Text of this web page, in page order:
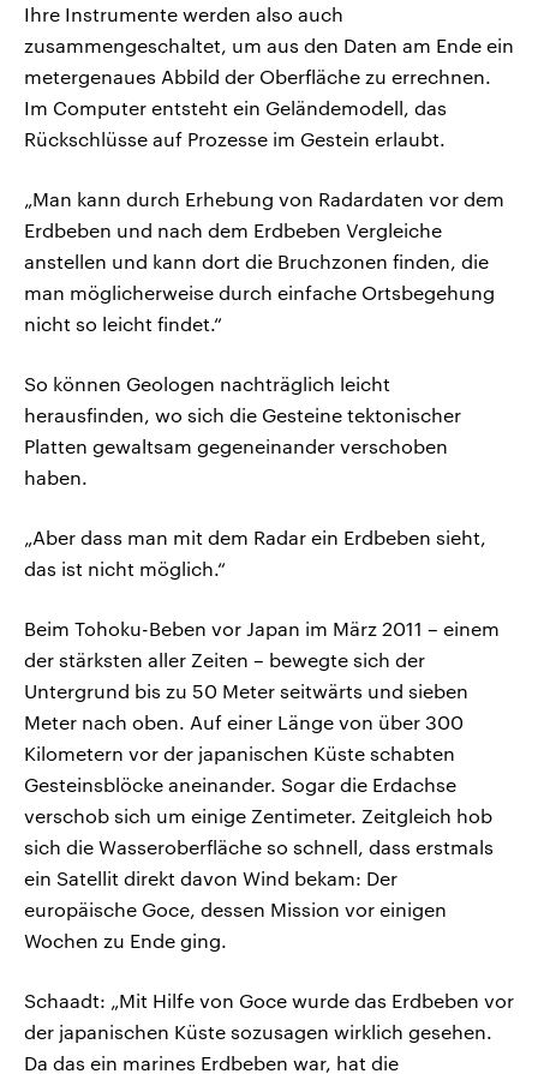
Ihre Instrumente werden also auch
zusammengeschaltet, um aus den Daten am Ende ein
metergenaues Abbild der Oberfläche zu errechnen.
Im Computer entsteht ein Geländemodell, das
Rückschlüsse auf Prozesse im Gestein erlaubt.
„Man kann durch Erhebung von Radardaten vor dem
Erdbeben und nach dem Erdbeben Vergleiche
anstellen und kann dort die Bruchzonen finden, die
man möglicherweise durch einfache Ortsbegehung
nicht so leicht findet.“
So können Geologen nachträglich leicht
herausfinden, wo sich die Gesteine tektonischer
Platten gewaltsam gegeneinander verschoben
haben.
„Aber dass man mit dem Radar ein Erdbeben sieht,
das ist nicht möglich.“
Beim Tohoku-Beben vor Japan im März 2011 – einem
der stärksten aller Zeiten – bewegte sich der
Untergrund bis zu 50 Meter seitwärts und sieben
Meter nach oben. Auf einer Länge von über 300
Kilometern vor der japanischen Küste schabten
Gesteinsblöcke aneinander. Sogar die Erdachse
verschob sich um einige Zentimeter. Zeitgleich hob
sich die Wasseroberfläche so schnell, dass erstmals
ein Satellit direkt davon Wind bekam: Der
europäische Goce, dessen Mission vor einigen
Wochen zu Ende ging.
Schaadt: „Mit Hilfe von Goce wurde das Erdbeben vor
der japanischen Küste sozusagen wirklich gesehen.
Da das ein marines Erdbeben war, hat die